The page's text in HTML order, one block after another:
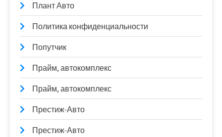
Плант Авто
Политика конфиденциальности
Попутчик
Прайм, автокомплекс
Прайм, автокомплекс
Престиж-Авто
Престиж-Авто